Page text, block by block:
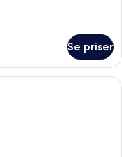
Se priser